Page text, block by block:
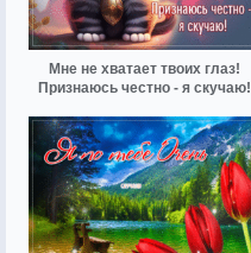
Мне не хватает твоих глаз!
Признаюсь честно - я скучаю!